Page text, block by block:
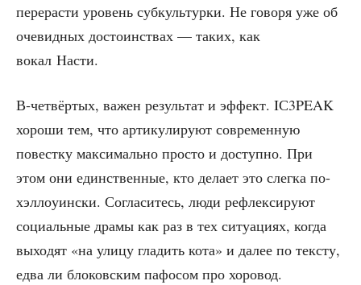
пере­ра­с­ти уро­вень суб­куль­тур­ки. Не гово­ря уже об
оче­вид­ных досто­ин­ствах — таких, как
вокал Насти.
В‑четвёртых, важен резуль­тат и эффект. IС3PEAK
хоро­ши тем, что арти­ку­ли­ру­ют совре­мен­ную
повест­ку мак­си­маль­но про­сто и доступ­но. При
этом они един­ствен­ные, кто дела­ет это слег­ка по-
хэл­ло­уин­ски. Согла­си­тесь, люди рефлек­си­ру­ют
соци­аль­ные дра­мы как раз в тех ситу­а­ци­ях, когда
выхо­дят «на ули­цу гла­дить кота» и далее по тек­сту,
едва ли бло­ков­ским пафо­сом про хоровод.